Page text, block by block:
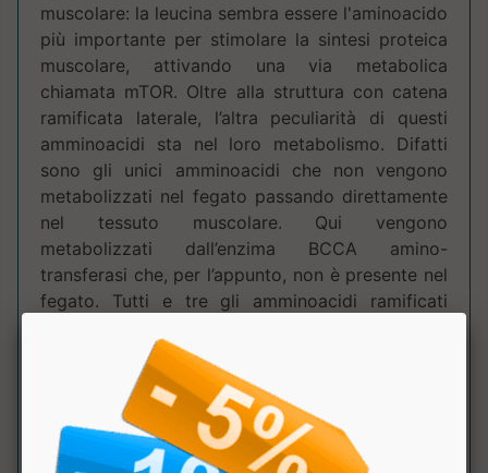
muscolare: la leucina sembra essere l'aminoacido
più importante per stimolare la sintesi proteica
muscolare, attivando una via metabolica
chiamata mTOR. Oltre alla struttura con catena
ramificata laterale, l’altra peculiarità di questi
amminoacidi sta nel loro metabolismo. Difatti
sono gli unici amminoacidi che non vengono
metabolizzati nel fegato passando direttamente
nel tessuto muscolare. Qui vengono
metabolizzati dall’enzima BCCA amino-
transferasi che, per l’appunto, non è presente nel
fegato. Tutti e tre gli amminoacidi ramificati
amminoacidi che permettono la stimolazione
dell’insulina, non sono glucagonogenici. Questa
proprietà ha attirato l’interesse del mercato
dell’integrazione per via dei vantaggi di picchi
insulinici dopo l’attività fisica. Modo d'uso: